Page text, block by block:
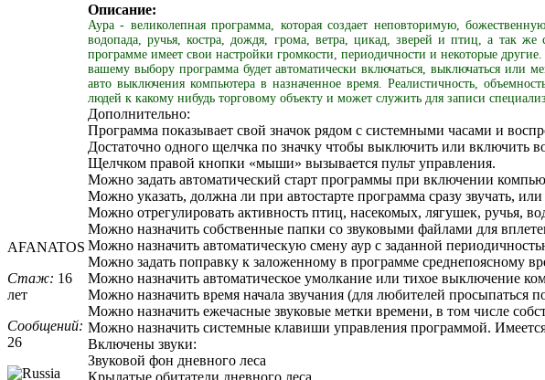
AFANATOS
Стаж: 16
лет
Сообщений:
26
Описание:
Аура - великолепная программа, которая создает неповторимую,
водопада, ручья, костра, дождя, грома, ветра, цикад, зверей и птиц, а так
программе имеет свои настройки громкости, периодичности и некоторые
вашему выбору программа будет автоматически включаться, выключаться или
авто выключения компьютера в назначенное время. Реалистичность,
людей к какому нибудь торговому объекту и может служить для записи
Дополнительно:
Программа показывает свой значок рядом с системными часами и
Достаточно одного щелчка по значку чтобы выключить или включить
Щелчком правой кнопки «мыши» вызывается пульт управления.
Можно задать автоматический старт программы при включении
Можно указать, должна ли при автостарте программа сразу звучать,
Можно отрегулировать активность птиц, насекомых, лягушек, ручья,
Можно назначить собственные папки со звуковыми файлами для
Можно назначить автоматическую смену аур с заданной
Можно задать поправку к заложенному в программе среднепоясному
Можно назначить автоматическое умолкание или тихое выключение
Можно назначить время начала звучания (для любителей просыпаться
Можно назначить ежечасные звуковые метки времени, в том числе
Можно назначить системные клавиши управления программой.
Включены звуки:
Звуковой фон дневного леса
Крылатые обитатели дневного леса